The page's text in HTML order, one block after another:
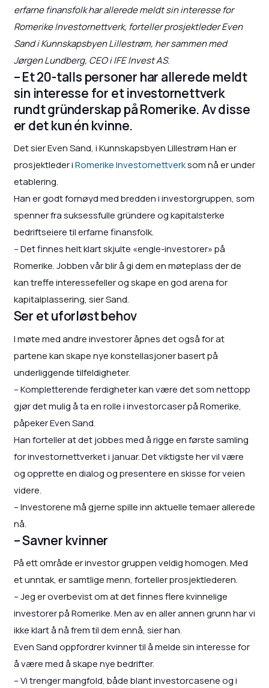
erfarne finansfolk har allerede meldt sin interesse for
Romerike Investornettverk, forteller prosjektleder Even
Sand i Kunnskapsbyen Lillestrøm, her sammen med
Jørgen Lundberg, CEO i IFE Invest AS.
– Et 20-talls personer har allerede meldt
sin interesse for et investornettverk
rundt gründerskap på Romerike. Av disse
er det kun én kvinne.
Det sier Even Sand, i Kunnskapsbyen Lillestrøm Han er
prosjektleder iRomerike Investornettverksom nå er under
etablering.
Han er godt fornøyd med bredden i investorgruppen, som
spenner fra suksessfulle gründere og kapitalsterke
bedriftseiere til erfarne finansfolk.
– Det finnes helt klart skjulte «engle-investorer» på
Romerike. Jobben vår blir å gi dem en møteplass der de
kan treffe interessefeller og skape en god arena for
kapitalplassering, sier Sand.
Ser et uforløst behov
I møte med andre investorer åpnes det også for at
partene kan skape nye konstellasjoner basert på
underliggende tilfeldigheter.
– Kompletterende ferdigheter kan være det som nettopp
gjør det mulig å ta en rolle i investorcaser på Romerike,
påpeker Even Sand.
Han forteller at det jobbes med å rigge en første samling
for investornettverket i januar. Det viktigste her vil være
og opprette en dialog og presentere en skisse for veien
videre.
– Investorene må gjerne spille inn aktuelle temaer allerede
nå.
– Savner kvinner
På ett område er investor gruppen veldig homogen. Med
et unntak, er samtlige menn, forteller prosjektlederen.
– Jeg er overbevist om at det finnes flere kvinnelige
investorer på Romerike. Men av en aller annen grunn har vi
ikke klart å nå frem til dem ennå, sier han.
Even Sand oppfordrer kvinner til å melde sin interesse for
å være med å skape nye bedrifter.
– Vi trenger mangfold, både blant investorcasene og i